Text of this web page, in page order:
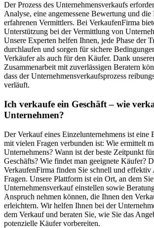
Der Prozess des Unternehmensverkaufs
Analyse, eine angemessene Bewertung und
erfahrenen Vermittlers. Bei VerkaufenFirma
Unterstützung bei der Vermittlung von
Unsere Experten helfen Ihnen, jede Phase der
durchlaufen und sorgen für sichere
Verkäufer als auch für den Käufer. Dank
Zusammenarbeit mit zuverlässigen Beratern
dass der Unternehmensverkaufsprozess
verläuft.
Ich verkaufe ein Geschäft – wie
Unternehmen?
Der Verkauf eines Einzelunternehmens ist eine
mit vielen Fragen verbunden ist: Wie ermittelt
Unternehmens? Wann ist der beste Zeitpunkt
Geschäfts? Wie findet man geeignete Käufer?
VerkaufenFirma finden Sie schnell und effektiv
Fragen. Unsere Plattform ist ein Ort, an dem
Unternehmensverkauf einstellen sowie
Anspruch nehmen können, die Ihnen den
erleichtern. Wir helfen Ihnen bei der
dem Verkauf und beraten Sie, wie Sie das
potenzielle Käufer vorbereiten.